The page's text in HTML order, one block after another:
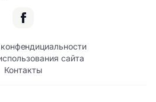
сайта
Контакты